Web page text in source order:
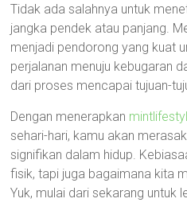
Tidak ada salahnya untuk
jangka pendek atau panjang.
menjadi pendorong yang kuat
perjalanan menuju kebugaran
dari proses mencapai tujuan-
Dengan menerapkan
sehari-hari, kamu akan
signifikan dalam hidup.
fisik, tapi juga bagaimana kita
Yuk, mulai dari sekarang untuk